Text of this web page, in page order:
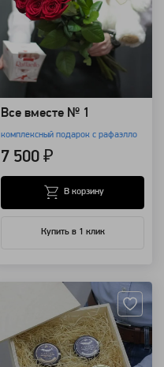
Все вместе № 1
комплексный подарок с рафаэлло
7 500 ₽
Купить в 1 клик
В корзину